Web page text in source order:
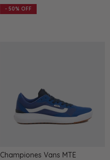
50
Championes Vans MTE